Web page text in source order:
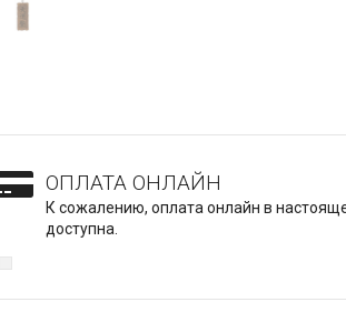
ОПЛАТА ОНЛАЙН
К сожалению, оплата онлайн в
доступна.